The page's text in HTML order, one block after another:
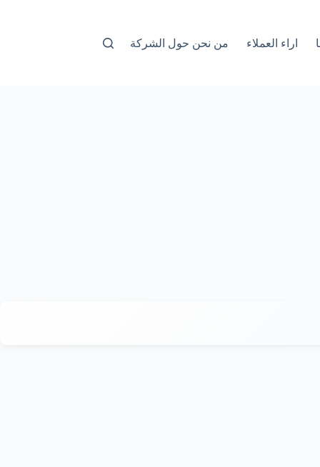
اراء العملاء من نحن حول الشركة